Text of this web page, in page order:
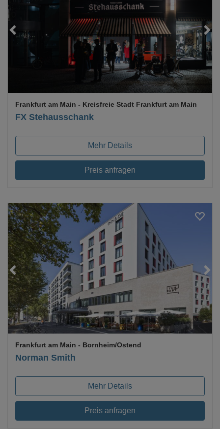
Loading...
FX Stehausschank
Frankfurt am Main - Kreisfreie Stadt Frankfurt am Main
Mehr Details
Preis anfragen
Loading...
Norman Smith
Frankfurt am Main - Bornheim/Ostend
Mehr Details
Preis anfragen